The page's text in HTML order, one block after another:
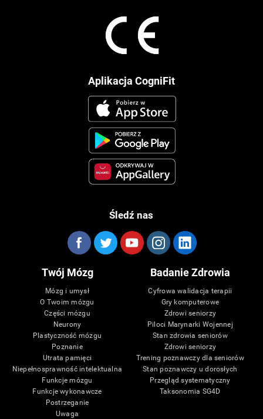
Aplikacja CogniFit
Śledź nas
Twój Mózg
Mózg i umysł
O Twoim mózgu
Części mózgu
Neurony
Plastyczność mózgu
Poznanie
Utrata pamięci
Niepełnosprawność intelektualna
Funkcje mózgu
Funkcje wykonawcze
Postrzeganie
Uwaga
Badanie Zdrowia
Cyfrowa walidacja terapii
Gry komputerowe
Zdrowi seniorzy
Piloci Marynarki Wojennej
Stan zdrowia seniorów
Zdrowi seniorzy
Trening poznawczy dla seniorów
Stan poznawczy u dorosłych
Przegląd systematyczny
Taksonomia SG4D